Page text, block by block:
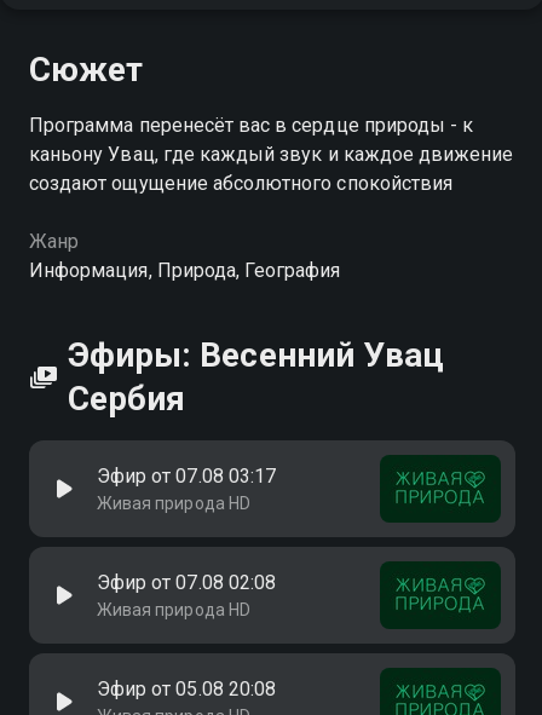
Сюжет
Программа перенесёт вас в сердце природы - к
каньону Увац, где каждый звук и каждое движение
создают ощущение абсолютного спокойствия
Жанр
Информация, Природа, География
Эфиры: Весенний Увац
Сербия
Эфир от 07.08 03:17
Живая природа HD
Эфир от 07.08 02:08
Живая природа HD
Эфир от 05.08 20:08